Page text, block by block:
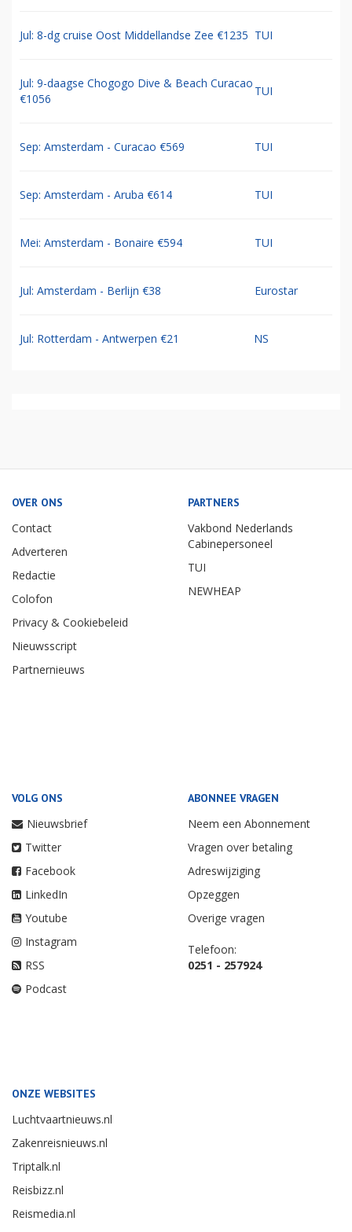
Jul: 8-dg cruise Oost Middellandse Zee €1235 TUI
Jul: 9-daagse Chogogo Dive & Beach Curacao
€1056
TUI
Sep: Amsterdam - Curacao €569 TUI
Sep: Amsterdam - Aruba €614 TUI
Mei: Amsterdam - Bonaire €594 TUI
Jul: Amsterdam - Berlijn €38 Eurostar
Jul: Rotterdam - Antwerpen €21 NS
OVER ONS
Contact
Adverteren
Redactie
Colofon
Privacy & Cookiebeleid
Nieuwsscript
Partnernieuws
PARTNERS
Vakbond Nederlands
Cabinepersoneel
TUI
NEWHEAP
VOLG ONS
Nieuwsbrief
Twitter
Facebook
LinkedIn
Youtube
Instagram
RSS
Podcast
ABONNEE VRAGEN
Neem een Abonnement
Vragen over betaling
Adreswijziging
Opzeggen
Overige vragen
Telefoon:
0251 - 257924
ONZE WEBSITES
Luchtvaartnieuws.nl
Zakenreisnieuws.nl
Triptalk.nl
Reisbizz.nl
Reismedia.nl